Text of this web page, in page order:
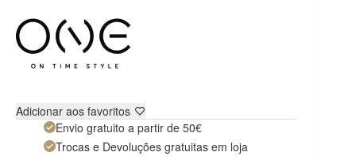
Adicionar aos favoritos
Envio gratuito a partir de 50€
Trocas e Devoluções gratuitas em loja